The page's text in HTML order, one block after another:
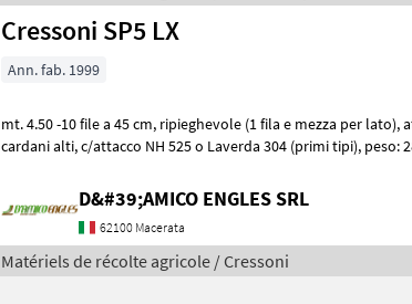
Cressoni SP5 LX
Ann. fab. 1999
mt. 4.50 -10 file a 45 cm, ripieghevole (1 fila e mezza per lato), attacco
cardani alti, c/attacco NH 525 o Laverda 304 (primi tipi), peso: 28 Q.li
D&#39;AMICO ENGLES SRL
62100 Macerata
Matériels de récolte agricole / Cressoni